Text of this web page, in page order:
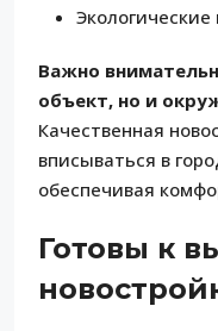
Важно
объект, но и
Качественная
вписываться в
обеспечивая
Готовы к